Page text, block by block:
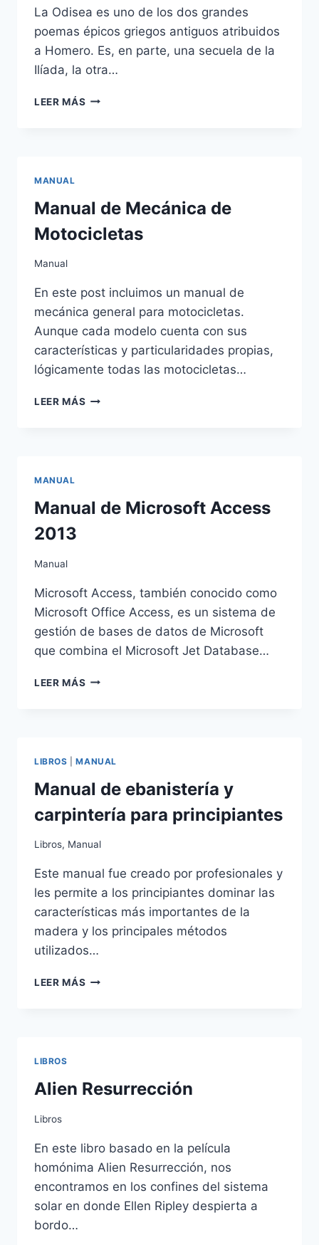
La Odisea es uno de los dos grandes
poemas épicos griegos antiguos atribuidos
a Homero. Es, en parte, una secuela de la
Ilíada, la otra…
LEER MÁS LA
MANUAL
Manual de Mecánica de
Motocicletas
Manual
En este post incluimos un manual de
mecánica general para motocicletas.
Aunque cada modelo cuenta con sus
características y particularidades propias,
lógicamente todas las motocicletas…
LEER MÁS MANUAL
MANUAL
Manual de Microsoft Access
2013
Manual
Microsoft Access, también conocido como
Microsoft Office Access, es un sistema de
gestión de bases de datos de Microsoft
que combina el Microsoft Jet Database…
LEER MÁS MANUAL
LIBROS |MANUAL
Manual de ebanistería y
carpintería para principiantes
Libros, Manual
Este manual fue creado por profesionales y
les permite a los principiantes dominar las
características más importantes de la
madera y los principales métodos
utilizados…
LEER MÁS MANUAL
LIBROS
Alien Resurrección
Libros
En este libro basado en la película
homónima Alien Resurrección, nos
encontramos en los confines del sistema
solar en donde Ellen Ripley despierta a
bordo…